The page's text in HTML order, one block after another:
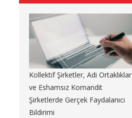
Kollektif Şirketler, Adi Ortaklıklar
ve Eshamsız Komandit
Şirketlerde Gerçek Faydalanıcı
Bildirimi